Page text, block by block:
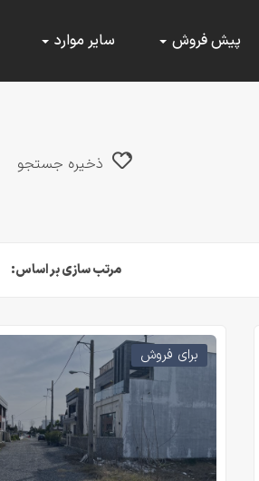
پیش فروش سایر موارد
ذخیره جستجو
مرتب سازی بر اساس:
برای فروش